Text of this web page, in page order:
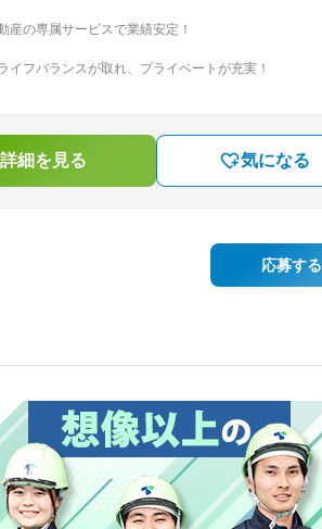
産の専属サービスで業績安定！
イフバランスが取れ、プライベートが充実！
細を見る 気になる
応募する